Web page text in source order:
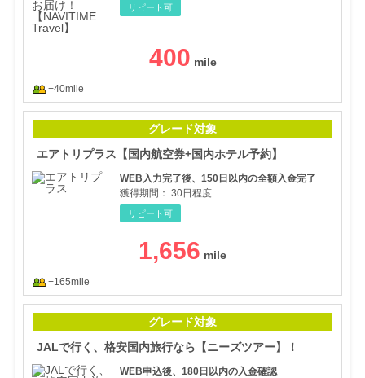
リピート可
400
+40mile
グレード対象
エアトリプラス【国内航空券+国内ホテル予約】
WEB入力完了後、150日以内の全額入金完了
獲得期間： 30日程度
リピート可
1,656
+165mile
グレード対象
JALで行く、格安国内旅行なら【ニーズツアー】！
WEB申込後、180日以内の入金確認